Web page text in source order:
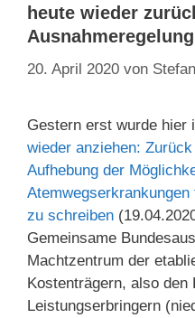
heute wieder
Ausnahmeregelung
20. April 2020 von
Gestern erst wurde hier
wieder anziehen:
Aufhebung der
zu schreiben
Gemeinsame
Machtzentrum der
Kostenträgern, also den
Leistungserbringern